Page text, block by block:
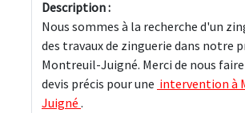
Description :
Nous sommes à la recherche d'un
des travaux de zinguerie dans notre
Montreuil-Juigné. Merci de nous
devis précis pour une intervention à
Juigné .